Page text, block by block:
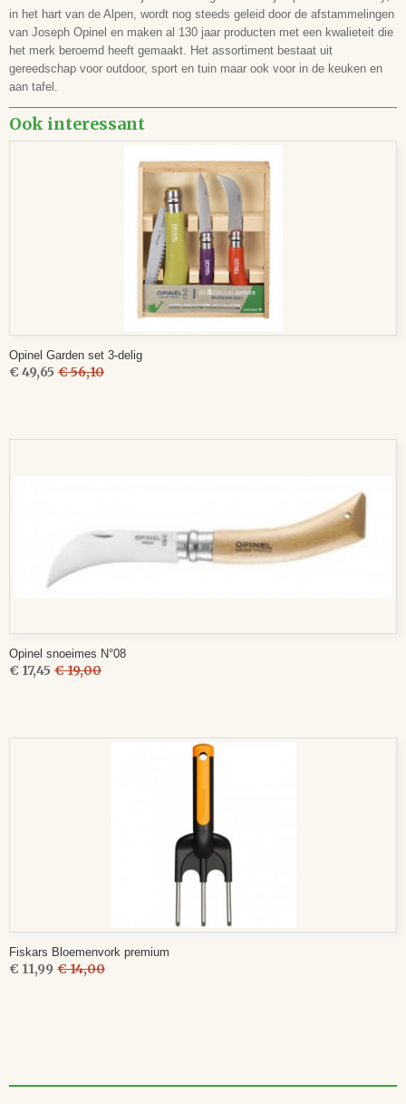
in het hart van de Alpen, wordt nog steeds geleid door de afstammelingen
van Joseph Opinel en maken al 130 jaar producten met een kwalieteit die
het merk beroemd heeft gemaakt. Het assortiment bestaat uit
gereedschap voor outdoor, sport en tuin maar ook voor in de keuken en
aan tafel.
Ook interessant
Opinel Garden set 3-delig
€ 49,65 € 56,10
Opinel snoeimes N°08
€ 17,45 € 19,00
Fiskars Bloemenvork premium
€ 11,99 € 14,00